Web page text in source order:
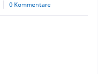
0 Kommentare